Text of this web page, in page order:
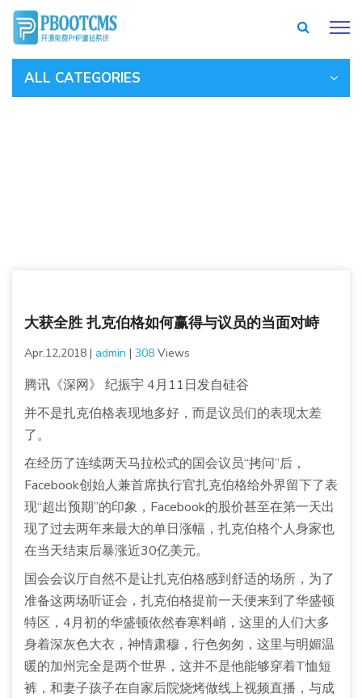
ALL CATEGORIES
大获全胜 扎克伯格如何赢得与议员的当面对峙
Apr.12,2018 | admin | 308 Views
腾讯《深网》 纪振宇 4月11日发自硅谷
并不是扎克伯格表现地多好，而是议员们的表现太差
了。
在经历了连续两天马拉松式的国会议员“拷问”后，
Facebook创始人兼首席执行官扎克伯格给外界留下了表
现“超出预期”的印象，Facebook的股价甚至在第一天出
现了过去两年来最大的单日涨幅，扎克伯格个人身家也
在当天结束后暴涨近30亿美元。
国会会议厅自然不是让扎克伯格感到舒适的场所，为了
准备这两场听证会，扎克伯格提前一天便来到了华盛顿
特区，4月初的华盛顿依然春寒料峭，这里的人们大多
身着深灰色大衣，神情肃穆，行色匆匆，这里与明媚温
暖的加州完全是两个世界，这并不是他能够穿着T恤短
裤，和妻子孩子在自家后院烧烤做线上视频直播，与成